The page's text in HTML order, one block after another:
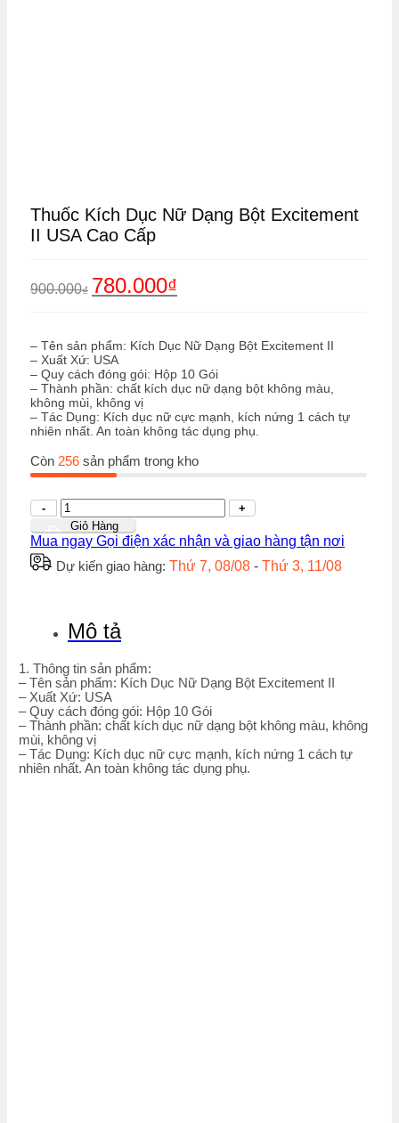
Thuốc Kích Dục Nữ Dạng Bột Excitement
II USA Cao Cấp
900.000₫
Giá
gốc
780.000₫hiện
780.000₫.
– Tên sản phẩm: Kích Dục Nữ Dạng Bột Excitement II
– Xuất Xứ: USA
– Quy cách đóng gói: Hộp 10 Gói
– Thành phần: chất kích dục nữ dạng bột không màu,
không mùi, không vị
– Tác Dụng: Kích dục nữ cực mạnh, kích nứng 1 cách tự
nhiên nhất. An toàn không tác dụng phụ.
Còn 256 sản phẩm trong kho
Số
lượng
Giỏ Hàng
Mua ngay Gọi điện xác nhận và giao hàng tận nơi
Dự kiến giao hàng: Thứ 7, 08/08 - Thứ 3, 11/08
Mô tả
1. Thông tin sản phẩm:
– Tên sản phẩm: Kích Dục Nữ Dạng Bột Excitement II
– Xuất Xứ: USA
– Quy cách đóng gói: Hộp 10 Gói
– Thành phần: chất kích dục nữ dạng bột không màu, không
mùi, không vị
– Tác Dụng: Kích dục nữ cực mạnh, kích nứng 1 cách tự
nhiên nhất. An toàn không tác dụng phụ.